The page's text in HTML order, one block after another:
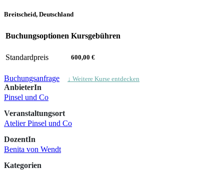
Breitscheid, Deutschland
Buchungsoptionen Kursgebühren
Standardpreis 600,00 €
Buchungsanfrage ↓ Weitere Kurse entdecken
AnbieterIn
Pinsel und Co
Veranstaltungsort
Atelier Pinsel und Co
DozentIn
Benita von Wendt
Kategorien